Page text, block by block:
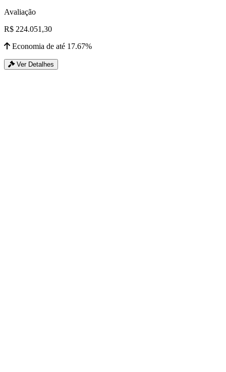
Avaliação
R$ 224.051,30
Economia de até 17.67%
Ver Detalhes